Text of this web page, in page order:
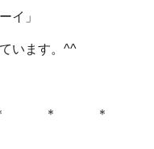
イ」
います。^^
＊ ＊